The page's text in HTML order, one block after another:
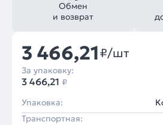
Обмен
и возврат
3 466,21₽/шт
За упаковку:
3 466,21 ₽
Упаковка:
Транспортная: